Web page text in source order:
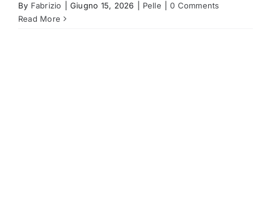
By Fabrizio Giugno 15, 2026 Pelle
0 Comments
Read More